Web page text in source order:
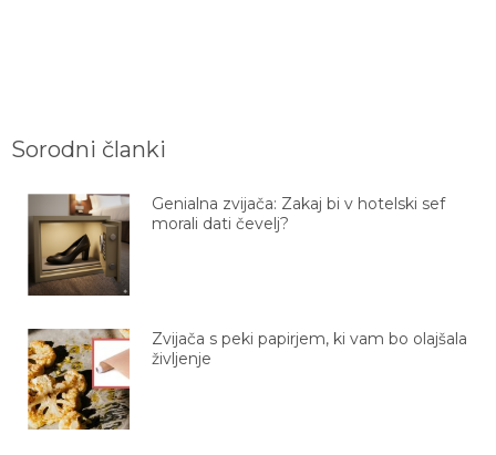
Sorodni članki
Genialna zvijača: Zakaj bi v hotelski sef
morali dati čevelj?
Zvijača s peki papirjem, ki vam bo olajšala
življenje